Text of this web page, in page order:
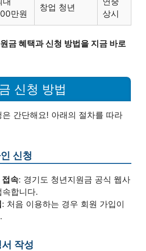
만원
창업 청년
상시
금 혜택과 신청 방법을 지금 바로
신청 방법
간단해요! 아래의 절차를 따라
신청
접속: 경기도 청년지원금 공식 웹사
속합니다.
: 처음 이용하는 경우 회원 가입이
작성